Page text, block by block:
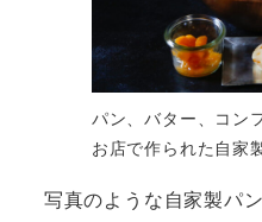
パン、バター、コン
お店で作られた自家
写真のような自家製パ